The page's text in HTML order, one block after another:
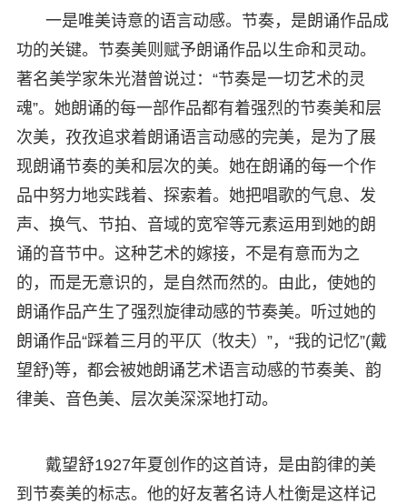
一是唯美诗意的语言动感。节奏，是朗诵作品成
功的关键。节奏美则赋予朗诵作品以生命和灵动。
著名美学家朱光潜曾说过：“节奏是一切艺术的灵
魂”。她朗诵的每一部作品都有着强烈的节奏美和层
次美，孜孜追求着朗诵语言动感的完美，是为了展
现朗诵节奏的美和层次的美。她在朗诵的每一个作
品中努力地实践着、探索着。她把唱歌的气息、发
声、换气、节拍、音域的宽窄等元素运用到她的朗
诵的音节中。这种艺术的嫁接，不是有意而为之
的，而是无意识的，是自然而然的。由此，使她的
朗诵作品产生了强烈旋律动感的节奏美。听过她的
朗诵作品“踩着三月的平仄（牧夫）”，“我的记忆”(戴
望舒)等，都会被她朗诵艺术语言动感的节奏美、韵
律美、音色美、层次美深深地打动。
戴望舒1927年夏创作的这首诗，是由韵律的美
到节奏美的标志。他的好友著名诗人杜衡是这样记